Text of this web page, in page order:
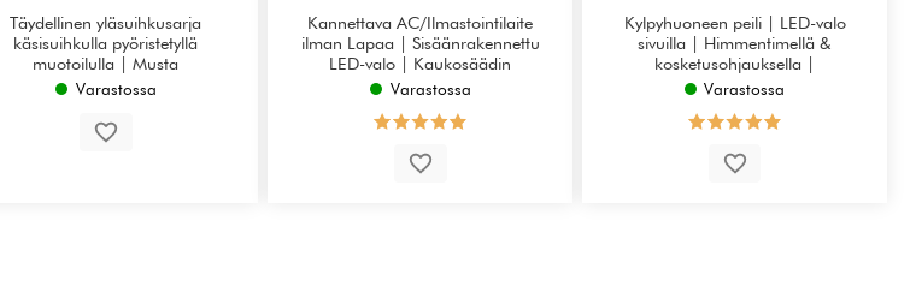
Täydellinen yläsuihkusarja
käsisuihkulla pyöristetyllä
muotoilulla | Musta
Varastossa
Kannettava AC/Ilmastointilaite
ilman Lapaa | Sisäänrakennettu
LED-valo | Kaukosäädin
Varastossa
Kylpyhuoneen peili | LED-valo
sivuilla | Himmentimellä &
kosketusohjauksella |
Suorakulmainen
Varastossa